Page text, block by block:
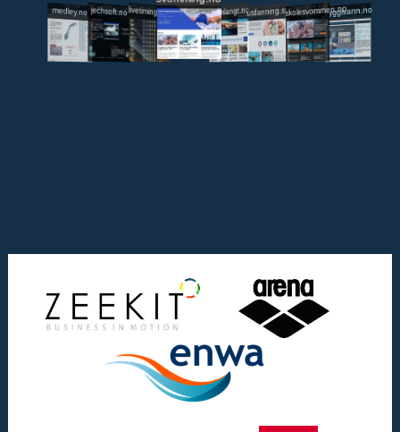
medley.no jechsoft.nolivetiming.medley.no svomlangt.noutdanning.svomming.no
skolesvommen.notryggivann.no